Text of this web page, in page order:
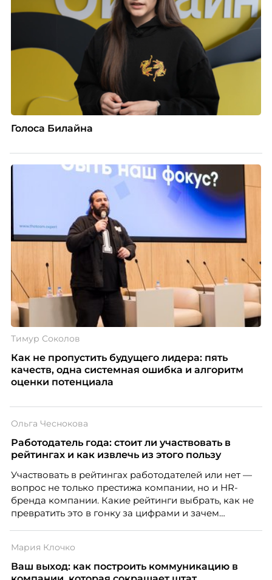
Голоса Билайна
Тимур Соколов
Как не пропустить будущего лидера: пять
качеств, одна системная ошибка и алгоритм
оценки потенциала
Ольга Чеснокова
Работодатель года: стоит ли участвовать в
рейтингах и как извлечь из этого пользу
Участвовать в рейтингах работодателей или нет —
вопрос не только престижа компании, но и HR-
бренда компании. Какие рейтинги выбрать, как не
превратить это в гонку за цифрами и зачем
Чеснокова, HR-директор Right line.
Мария Клочко
Ваш выход: как построить коммуникацию в